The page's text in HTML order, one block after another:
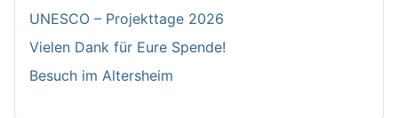
UNESCO – Projekttage 2026
Vielen Dank für Eure Spende!
Besuch im Altersheim